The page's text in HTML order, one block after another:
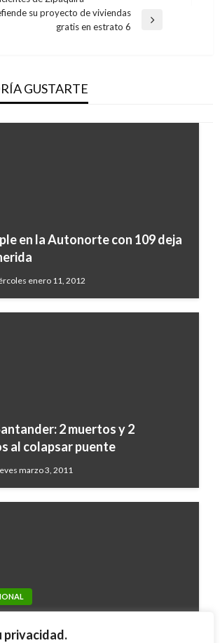
privacidad.
su proyecto de viviendas
gratis en estrato 6
GUSTARTE
en la Autonorte con 109 deja
enero 11, 2012
2 muertos y 2
al colapsar puente
marzo 3, 2011
negligencia
diciembre participe en los